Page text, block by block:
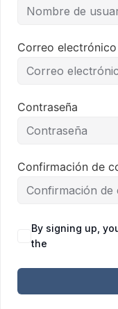
Correo electrónico
Contraseña
Confirmación de
By signing up,
the